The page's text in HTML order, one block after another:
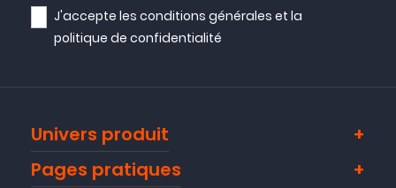
J'accepte lesconditions générales et la
politique de confidentialité
Univers produit
Pages pratiques